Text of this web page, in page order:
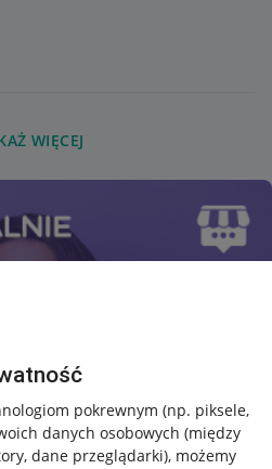
pokrewnym (np. piksele,
danych osobowych (między
dane przeglądarki), możemy
WIĘCEJ